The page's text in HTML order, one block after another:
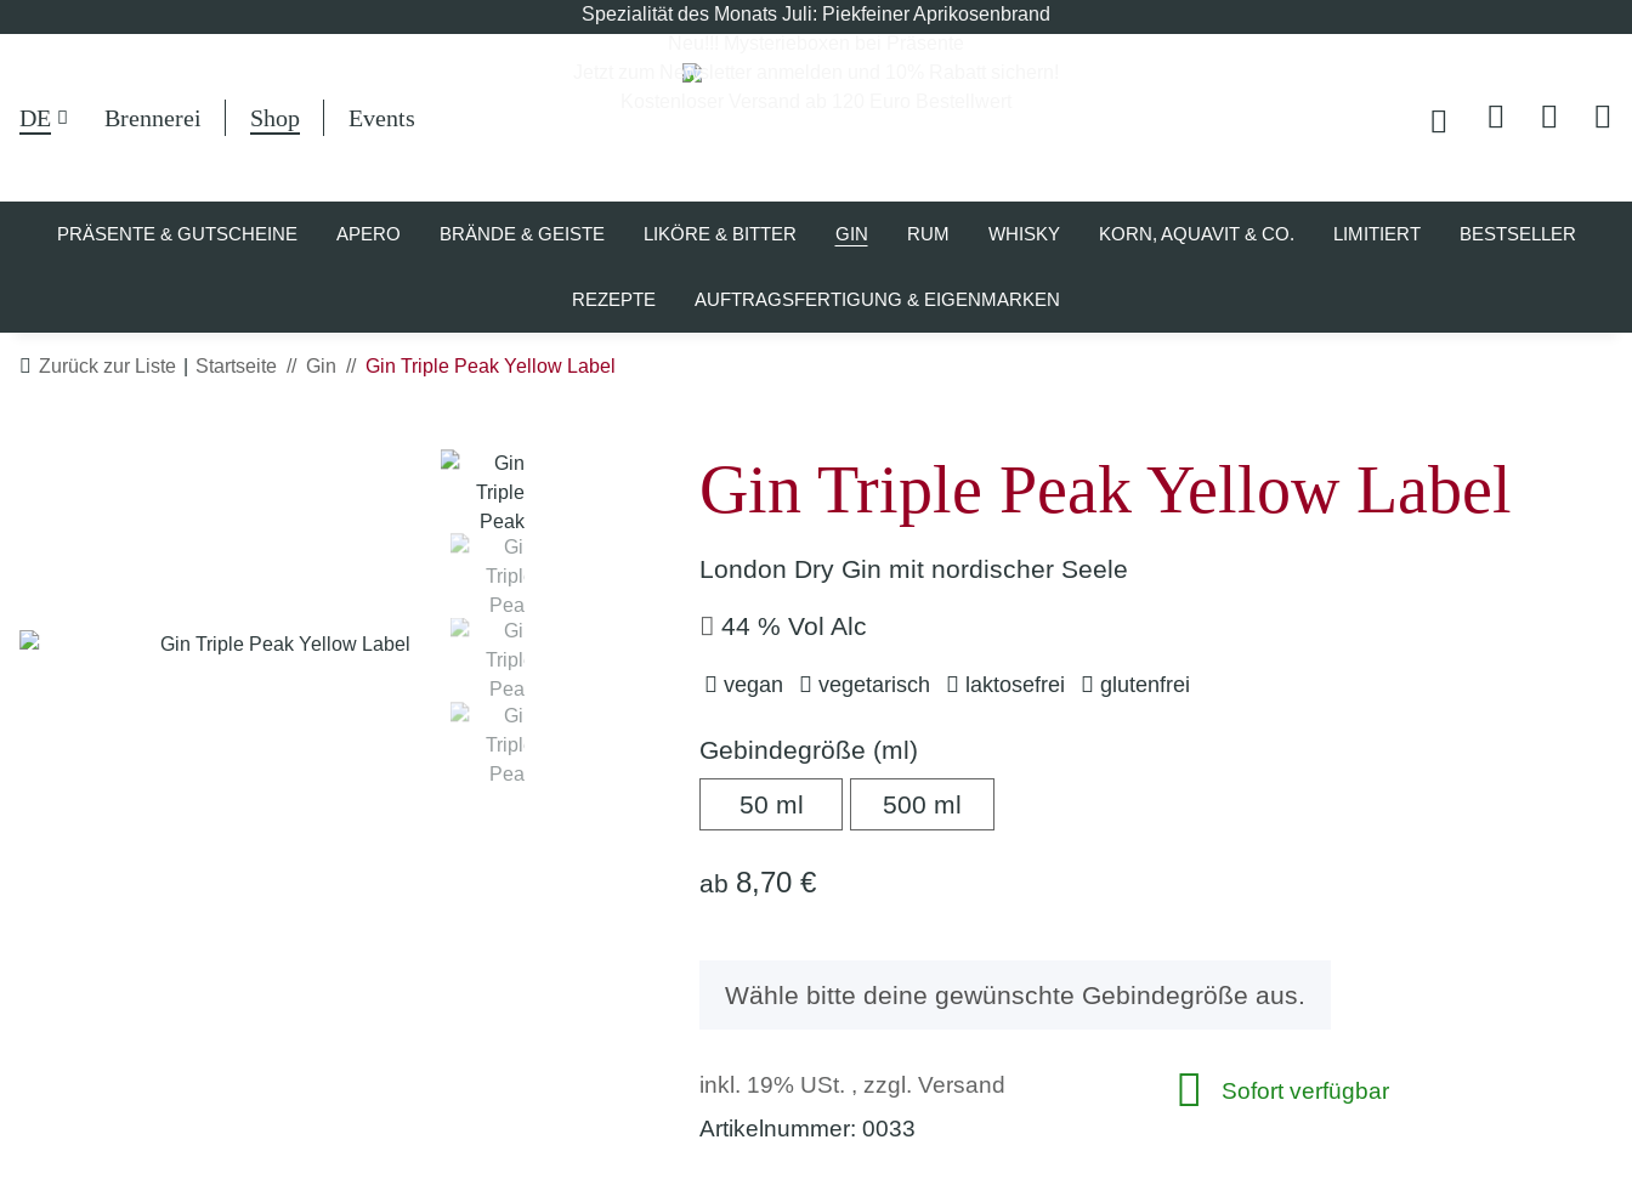
Spezialität des Monats Juli: Piekfeiner Aprikosenbrand
Jetzt zum Newsletter anmelden und 10% Rabatt sichern!
DE Brennerei Shop Events
PRÄSENTE & GUTSCHEINE APERO BRÄNDE & GEISTE LIKÖRE & BITTER GIN RUM WHISKY KORN, AQUAVIT & CO. LIMITIERT BESTSELLER
REZEPTE AUFTRAGSFERTIGUNG & EIGENMARKEN
Zurück zur Liste Startseite Gin Gin Triple Peak Yellow Label
Gin Triple Peak Yellow Label
London Dry Gin mit nordischer Seele
44 % Vol Alc
vegan vegetarisch laktosefrei glutenfrei
Gebindegröße (ml)
50 ml50 ml 500 ml500 ml
ab 8,70 €
x
Wähle bitte deine gewünschte Gebindegröße aus.
inkl. 19% USt. , zzgl. Versand
Artikelnummer: 0033
Sofort verfügbar